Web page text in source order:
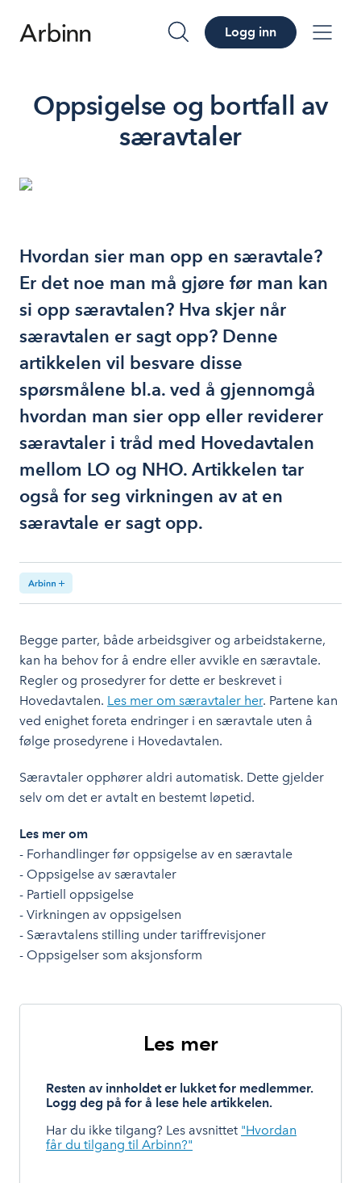
søk Logg inn
Oppsigelse og bortfall av
særavtaler
Hvordan sier man opp en særavtale?
Er det noe man må gjøre før man kan
si opp særavtalen? Hva skjer når
særavtalen er sagt opp? Denne
artikkelen vil besvare disse
spørsmålene bl.a. ved å gjennomgå
hvordan man sier opp eller reviderer
særavtaler i tråd med Hovedavtalen
mellom LO og NHO. Artikkelen tar
også for seg virkningen av at en
særavtale er sagt opp.
Begge parter, både arbeidsgiver og arbeidstakerne,
kan ha behov for å endre eller avvikle en særavtale.
Regler og prosedyrer for dette er beskrevet i
Hovedavtalen. Les mer om særavtaler her. Partene kan
ved enighet foreta endringer i en særavtale uten å
følge prosedyrene i Hovedavtalen.
Særavtaler opphører aldri automatisk. Dette gjelder
selv om det er avtalt en bestemt løpetid.
Les mer om
- Forhandlinger før oppsigelse av en særavtale
- Oppsigelse av særavtaler
- Partiell oppsigelse
- Virkningen av oppsigelsen
- Særavtalens stilling under tariffrevisjoner
- Oppsigelser som aksjonsform
Les mer
Resten av innholdet er lukket for medlemmer.
Logg deg på for å lese hele artikkelen.
Har du ikke tilgang? Les avsnittet "Hvordan
får du tilgang til Arbinn?"